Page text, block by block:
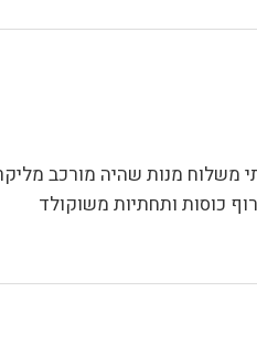
משלוח מנות שהיה מורכב
כוסות ותחתיות משוקולד